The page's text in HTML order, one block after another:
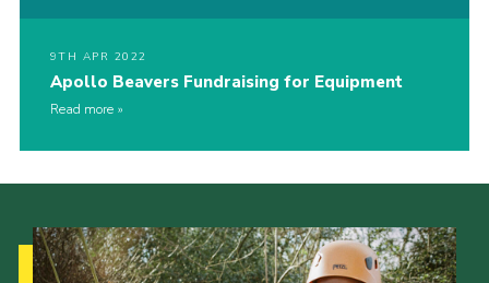
9TH APR 2022
Apollo Beavers Fundraising for Equipment
Read more